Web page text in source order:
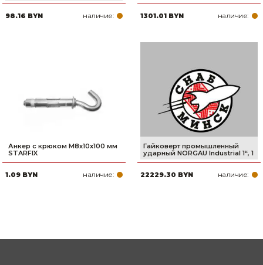
98.16 BYN наличие: 1301.01 BYN наличие:
Анкер с крюком М8х10х100 мм
STARFIX
1.09 BYN наличие:
Гайковерт промышленный
ударный NORGAU Industrial 1“, 1
22229.30 BYN наличие: